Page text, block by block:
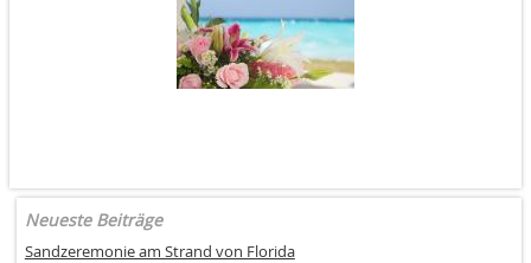
Neueste Beiträge
Sandzeremonie am Strand von Florida